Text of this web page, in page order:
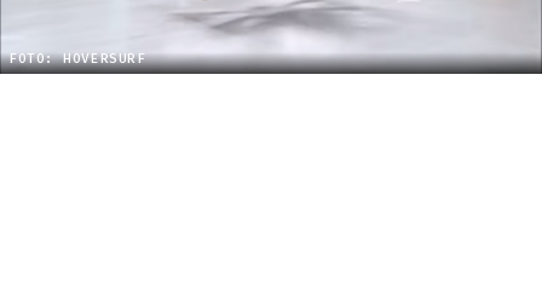
FOTO: HOVERSURF